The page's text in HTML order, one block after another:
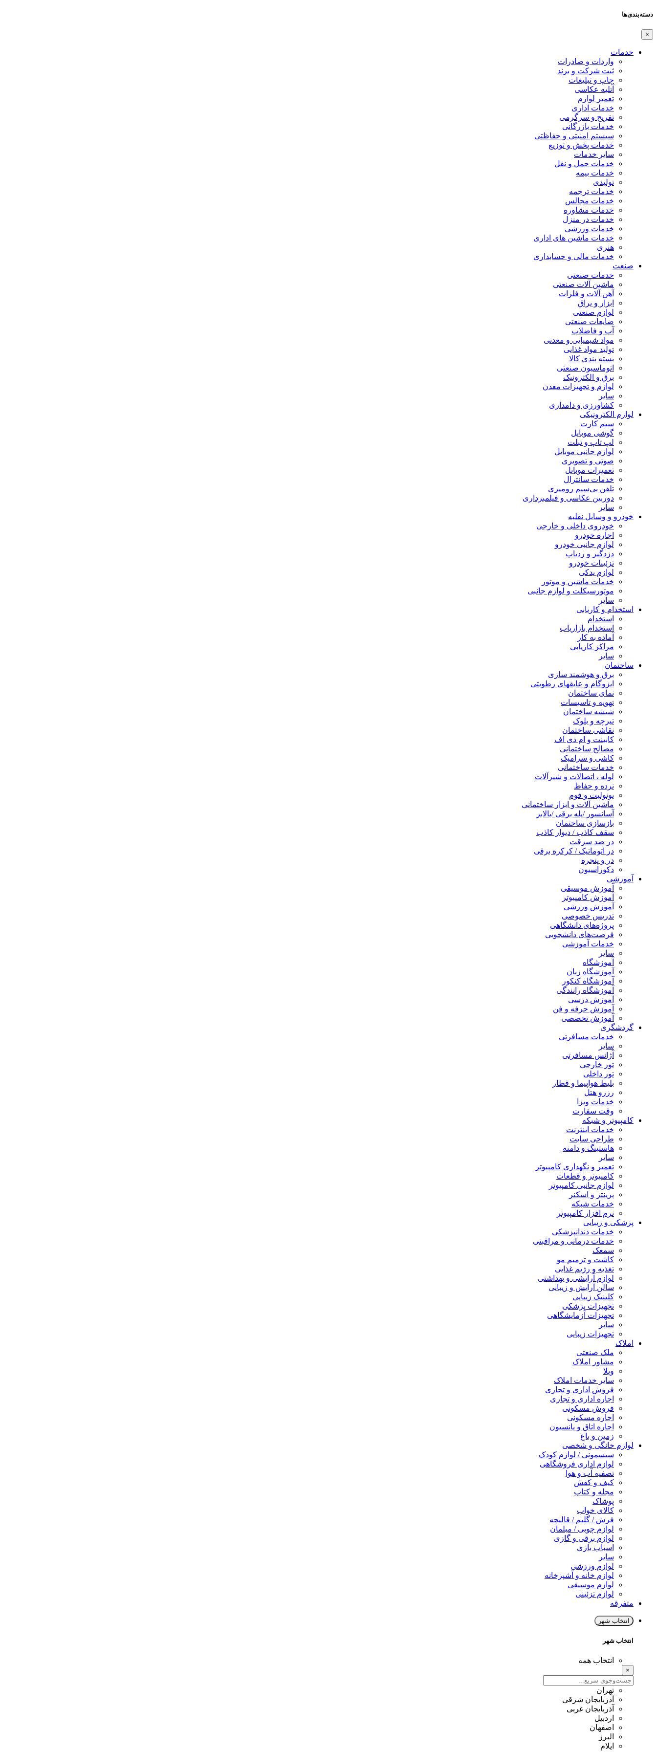
دسته‌بندی‌ها
×
خدمات
واردات و صادرات
ثبت شرکت و برند
چاپ و تبلیغات
آتلیه عکاسی
تعمیر لوازم
خدمات اداری
تفریح و سرگرمی
خدمات بازرگانی
سیستم امنیتی و حفاظتی
خدمات پخش و توزیع
سایر خدمات
خدمات حمل و نقل
خدمات بیمه
تولیدی
خدمات ترجمه
خدمات مجالس
خدمات مشاوره
خدمات در منزل
خدمات ورزشی
خدمات ماشین های اداری
هنری
خدمات مالی و حسابداری
صنعت
خدمات صنعتی
ماشین آلات صنعتی
آهن آلات و فلزات
ابزار و یراق
لوازم صنعتی
ضایعات صنعتی
آب و فاضلاب
مواد شیمیایی و معدنی
تولید مواد غذایی
بسته بندی کالا
اتوماسیون صنعتی
برق و الکترونیک
لوازم و تجهیزات معدن
سایر
کشاورزی و دامداری
لوازم الکترونیکی
سیم کارت
گوشی موبایل
لپ تاپ و تبلت
لوازم جانبی موبایل
صوتی و تصویری
تعمیرات موبایل
خدمات سانترال
تلفن بی‌سیم رومیزی
دوربین عکاسی و فیلمبرداری
سایر
خودرو و وسایل نقلیه
خودروی داخلی و خارجی
اجاره خودرو
لوازم جانبی خودرو
دزدگیر و ردیاب
تزئینات خودرو
لوازم یدکی
خدمات ماشین و موتور
موتورسیکلت و لوازم جانبی
سایر
استخدام و کاریابی
استخدام
استخدام بازاریاب
آماده به کار
مراکز کاریابی
سایر
ساختمان
برق و هوشمند سازی
ایزوگام و عایقهای رطوبتی
نمای ساختمان
تهویه و تاسیسات
شیشه ساختمان
تیرچه و بلوک
نقاشی ساختمان
کابینت و ام دی اف
مصالح ساختمانی
کاشی و سرامیک
خدمات ساختمانی
لوله ، اتصالات و شیرآلات
نرده و حفاظ
یونولیت و فوم
ماشین آلات و ابزار ساختمانی
آسانسور /پله برقی /بالابر
بازسازی ساختمان
سقف کاذب / دیوار کاذب
در ضد سرقت
در اتوماتیک / کرکره برقی
در و پنجره
دکوراسیون
آموزشی
آموزش موسیقی
آموزش کامپیوتر
آموزش ورزشی
تدریس خصوصی
پروژه‌های دانشگاهی
فرصت‌های دانشجویی
خدمات آموزشی
سایر
آموزشگاه
آموزشگاه زبان
آموزشگاه کنکور
آموزشگاه رانندگی
آموزش درسی
آموزش حرفه و فن
آموزش تخصصی
گردشگری
خدمات مسافرتی
سایر
آژانس مسافرتی
تور خارجی
تور داخلی
بلیط هواپیما و قطار
رزرو هتل
خدمات ویزا
وقت سفارت
کامپیوتر و شبکه
خدمات اینترنت
طراحی سایت
هاستینگ و دامنه
سایر
تعمیر و نگهداری کامپیوتر
کامپیوتر و قطعات
لوازم جانبی کامپیوتر
پرینتر و اسکنر
خدمات شبکه
نرم افزار کامپیوتر
پزشکی و زیبایی
خدمات دندانپزشکی
خدمات درمانی و مراقبتی
سمعک
کاشت و ترمیم مو
تغذیه و رژیم غذایی
لوازم آرایشی و بهداشتی
سالن آرایش و زیبایی
کلینیک زیبایی
تجهیزات پزشکی
تجهیزات آزمایشگاهی
سایر
تجهیزات زیبایی
املاک
ملک صنعتی
مشاور املاک
ویلا
سایر خدمات املاک
فروش اداری و تجاری
اجاره اداری و تجاری
فروش مسکونی
اجاره مسکونی
اجاره اتاق و پانسیون
زمین و باغ
لوازم خانگی و شخصی
سیسمونی / لوازم کودک
لوازم اداری فروشگاهی
تصفیه آب و هوا
کیف و کفش
مجله و کتاب
پوشاک
کالای خواب
فرش / گلیم / قالیچه
لوازم چوبی / مبلمان
لوازم برقی و گازی
اسباب بازی
سایر
لوازم ورزشی
لوازم خانه و آشپزخانه
لوازم موسیقی
لوازم تزئینی
متفرقه
انتخاب شهر
انتخاب شهر
انتخاب همه
×
تهران
آذربایجان شرقی
آذربایجان غربی
اردبیل
اصفهان
البرز
ایلام